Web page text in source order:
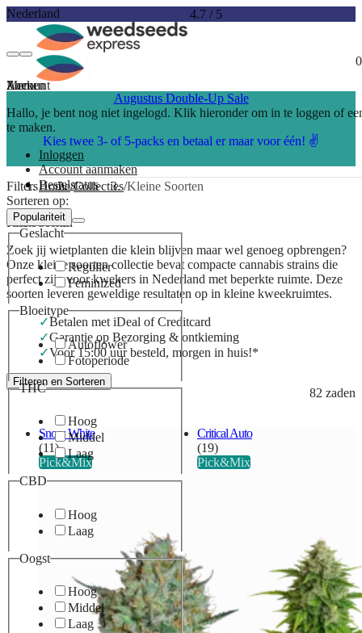
Nederland 4.7 /5
0
Account
Hallo, je bent nog niet ingelogd. Klik hieronder om in te loggen of
te maken.
Inloggen
Account aanmaken
Bestelstatus
Menu
Zoeken
Augustus Double-Up Sale
Kies twee 3- of 5-packs en betaal er maar voor één! ✌️
Filters
Sorteren op:
Populariteit
Geslacht
Regulier
Feminized
Bloeitype
Autoflower
Fotoperiode
THC
Hoog
Middel
Laag
CBD
Hoog
Laag
Oogst
Hoog
Middel
Laag
Home Collecties Kleine Soorten
Kleine Soorten
Zoek jij wietplanten die klein blijven maar wel genoeg opbrengen?
Onze kleine soorten collectie bevat compacte cannabis strains die
perfect zijn voor kwekers in Nederland met beperkte ruimte. Deze
soorten leveren geweldige resultaten op in kleine kweekruimtes.
Betalen met iDeal of Creditcard
Garantie op Bezorging & ontkieming
Voor 15:00 uur besteld, morgen in huis!*
Filteren en Sorteren
82 zaden
Snow White
(11)
Pick&Mix
Critical Auto
(19)
Pick&Mix